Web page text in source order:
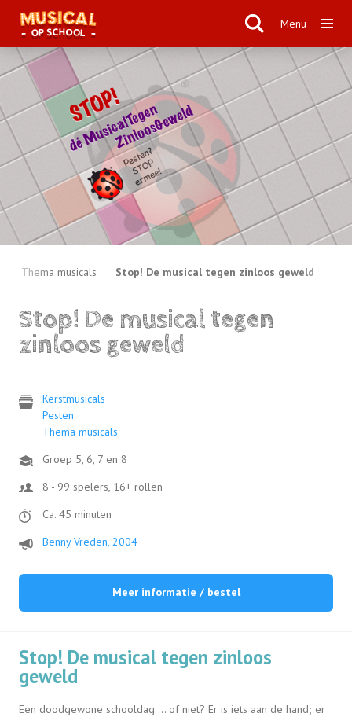
Menu
Thema musicals Stop! De musical tegen zinloos geweld
Stop! De musical tegen
zinloos geweld
Kerstmusicals
Pesten
Thema musicals
Groep 5, 6, 7 en 8
8 - 99 spelers, 16+ rollen
Ca. 45 minuten
Benny Vreden, 2004
Meer informatie / bestel
Stop! De musical tegen zinloos
geweld
Een doodgewone schooldag.... of niet? Er is iets aan de hand; er